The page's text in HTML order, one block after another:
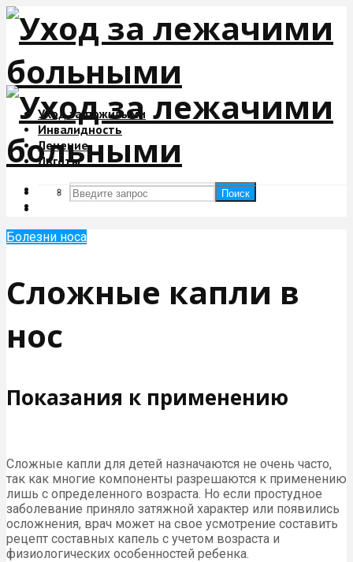
Уход за пожилыми
Инвалидность
Лечение
Льготы
Поиск
Поиск
Болезни носа
Сложные капли в
нос
Показания к применению
Сложные капли для детей назначаются не очень часто,
так как многие компоненты разрешаются к применению
лишь с определенного возраста. Но если простудное
заболевание приняло затяжной характер или появились
осложнения, врач может на свое усмотрение составить
рецепт составных капель с учетом возраста и
физиологических особенностей ребенка.